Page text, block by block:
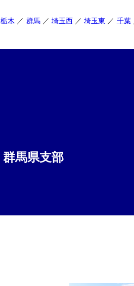
栃木 群馬 埼玉西 埼玉東 千葉
群馬県支部